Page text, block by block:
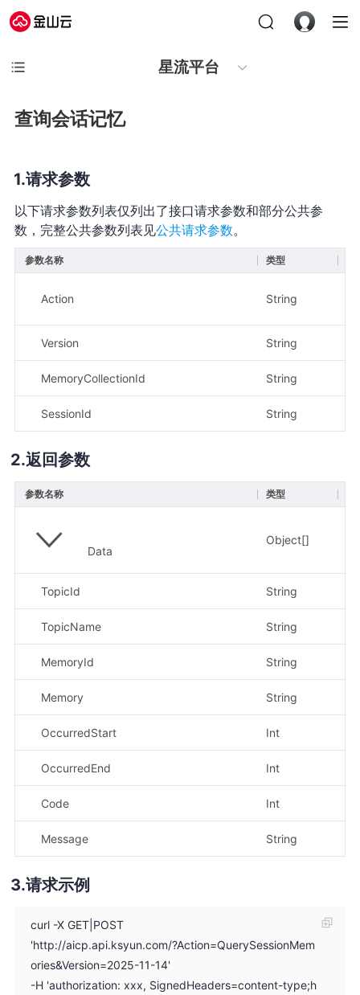
星流平台
查询会话记忆
请求参数
以下请求参数列表仅列出了接口请求参数和部分公共参
数，完整公共参数列表见公共请求参数。
参数名称 类型
Action String
Version String
MemoryCollectionId String
SessionId String
返回参数
参数名称 类型
Data
Object[]
TopicId String
TopicName String
MemoryId String
Memory String
OccurredStart Int
OccurredEnd Int
Code Int
Message String
请求示例
curl -X GET|POST
'http://aicp.api.ksyun.com/?Action=QuerySessionMem
ories&Version=2025-11-14'
-H 'authorization: xxx, SignedHeaders=content-type;h